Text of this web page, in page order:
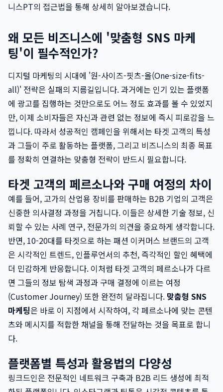
니스PT의 접근법을 통해 상세히 알아보겠습니다.
왜 모든 비즈니스에 '맞춤형 SNS 마케
팅'이 필수적인가?
디지털 마케팅의 시대에 '원-사이즈-핏츠-올(One-size-fits-
all)' 전략은 실패의 지름길입니다. 과거에는 인기 있는 플랫폼
에 광고를 집행하는 것만으로도 어느 정도 효과를 볼 수 있었지
만, 이제 소비자들은 자신과 관련 없는 정보에 즉시 피로감을 느
낍니다. 따라서 성공적인 캠페인을 위해서는 타겟 고객의 특성
과 그들이 주로 활동하는 플랫폼, 그리고 비즈니스의 최종 목표
를 정확히 연결하는 맞춤형 전략이 반드시 필요합니다.
타겟 고객의 페르소나와 구매 여정의 차이
예를 들어, 고가의 산업용 장비를 판매하는 B2B 기업의 고객은
신중한 의사결정 과정을 거칩니다. 이들은 상세한 기술 정보, 신
뢰할 수 있는 사례 연구, 전문가의 의견을 중요하게 생각합니다.
반면, 10-20대를 타겟으로 하는 패션 이커머스 브랜드의 고객
은 시각적인 트렌드, 인플루언서의 추천, 즉각적인 할인 혜택에
더 민감하게 반응합니다. 이처럼 타겟 고객의 페르소나가 다르
면 그들의 정보 탐색 과정과 구매 결정에 이르는 여정
(Customer Journey) 또한 완전히 달라집니다. 맞춤형 SNS
마케팅은 바로 이 지점에서 시작하여, 각 페르소나에 맞는 콘텐
츠와 메시지를 적합한 채널을 통해 전달하는 것을 목표로 합니
다.
플랫폼별 특성과 활용법의 다양성
링크드인은 전문적인 네트워크 구축과 B2B 리드 생성에 최적